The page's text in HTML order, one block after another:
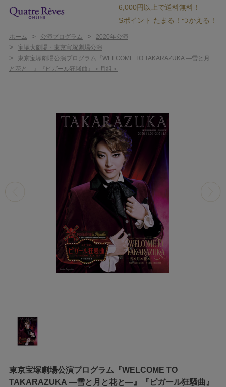
6,000円以上で送料無料！
Sポイント たまる！つかえる！
ホーム > 公演プログラム > 2020年公演
> 宝塚大劇場・東京宝塚劇場公演
>
東京宝塚劇場公演プログラム『WELCOME TO TAKARAZUKA ―雪と月
と花と―』『ピガール狂騒曲』＜月組＞
東京宝塚劇場公演プログラム『WELCOME TO
TAKARAZUKA ―雪と月と花と―』『ピガール狂騒曲』